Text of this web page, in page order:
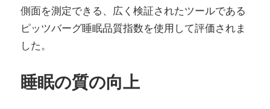
側面を測定できる、広く検証されたツールである
ピッツバーグ睡眠品質指数を使用して評価されま
した。
睡眠の質の向上